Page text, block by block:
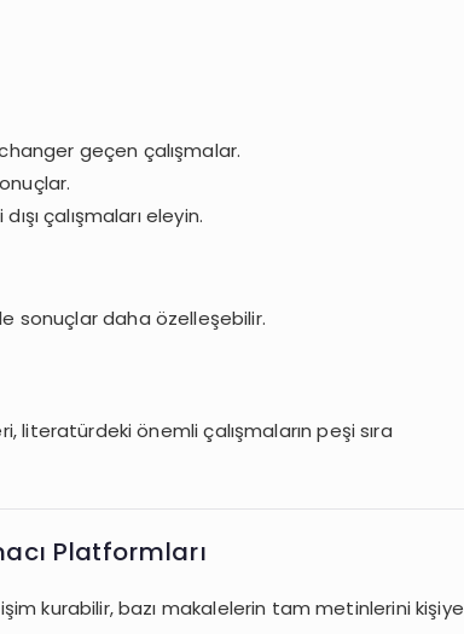
geçen çalışmalar.
çalışmaları eleyin.
sonuçlar daha özelleşebilir.
önemli çalışmaların peşi sıra
Platformları
kurabilir, bazı makalelerin tam metinlerini kişiye